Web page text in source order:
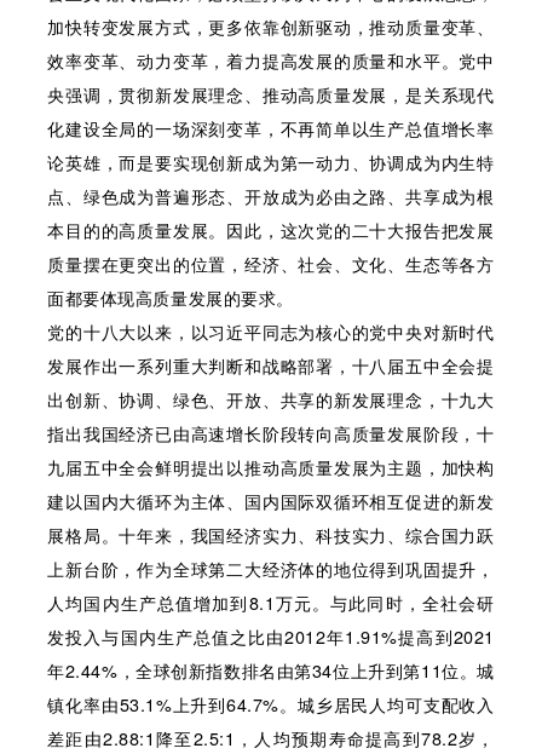
加快转变发展方式，更多依靠创新驱动，推动质量变革、
效率变革、动力变革，着力提高发展的质量和水平。党中
央强调，贯彻新发展理念、推动高质量发展，是关系现代
化建设全局的一场深刻变革，不再简单以生产总值增长率
论英雄，而是要实现创新成为第一动力、协调成为内生特
点、绿色成为普遍形态、开放成为必由之路、共享成为根
本目的的高质量发展。因此，这次党的二十大报告把发展
质量摆在更突出的位置，经济、社会、文化、生态等各方
面都要体现高质量发展的要求。
党的十八大以来，以习近平同志为核心的党中央对新时代
发展作出一系列重大判断和战略部署，十八届五中全会提
出创新、协调、绿色、开放、共享的新发展理念，十九大
指出我国经济已由高速增长阶段转向高质量发展阶段，十
九届五中全会鲜明提出以推动高质量发展为主题，加快构
建以国内大循环为主体、国内国际双循环相互促进的新发
展格局。十年来，我国经济实力、科技实力、综合国力跃
上新台阶，作为全球第二大经济体的地位得到巩固提升，
人均国内生产总值增加到8.1万元。与此同时，全社会研
发投入与国内生产总值之比由2012年1.91%提高到2021
年2.44%，全球创新指数排名由第34位上升到第11位。城
镇化率由53.1%上升到64.7%。城乡居民人均可支配收入
差距由2.88:1降至2.5:1，人均预期寿命提高到78.2岁，